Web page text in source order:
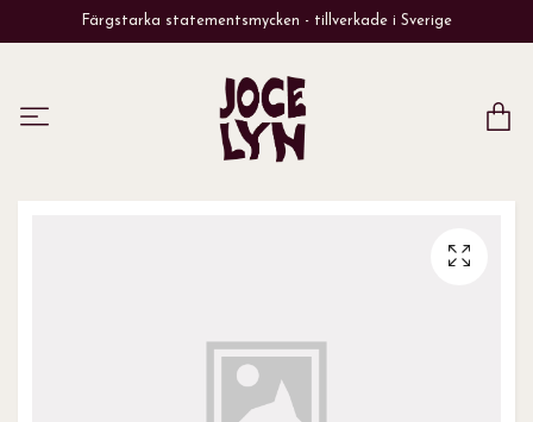
Färgstarka statementsmycken - tillverkade i Sverige